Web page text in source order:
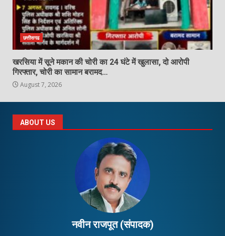
छत्तीसगढ
खरसिया में सूने मकान की चोरी का 24 घंटे में खुलासा, दो आरोपी
गिरफ्तार, चोरी का सामान बरामद…
August 7, 2026
ABOUT US
नवीन राजपूत (संपादक)